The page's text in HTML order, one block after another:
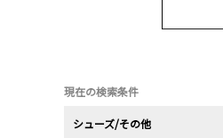
現在の検索条件
シューズ/その他